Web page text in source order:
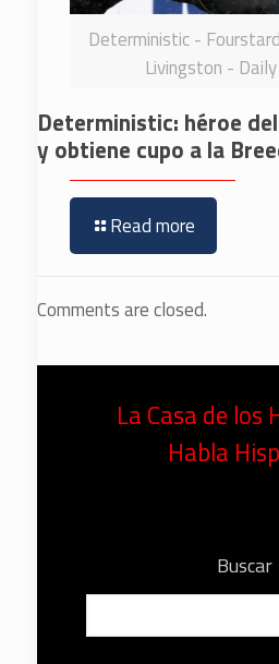
Deterministic -
Livingston -
Deterministic: héroe
y obtiene cupo a la
Read more
Comments are closed.
La Casa de los
Habla
Buscar